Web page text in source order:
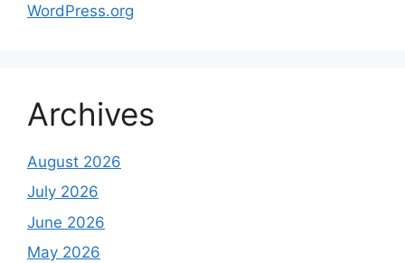
WordPress.org
Archives
August 2026
July 2026
June 2026
May 2026